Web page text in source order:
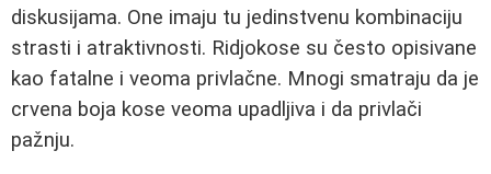
diskusijama. One imaju tu jedinstvenu kombinaciju
strasti i atraktivnosti. Ridjokose su često opisivane
kao fatalne i veoma privlačne. Mnogi smatraju da je
crvena boja kose veoma upadljiva i da privlači
pažnju.